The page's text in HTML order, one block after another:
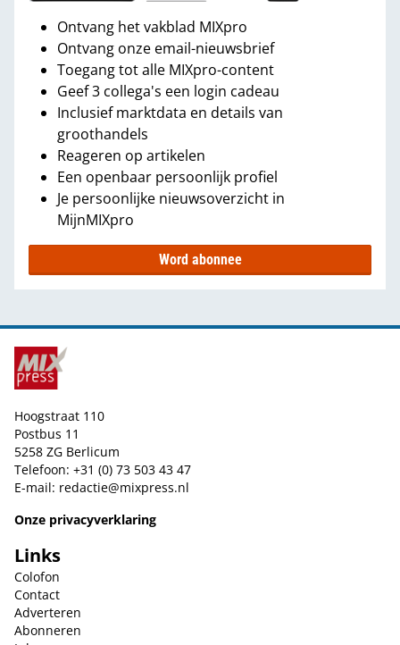
Ontvang het vakblad MIXpro
Ontvang onze email-nieuwsbrief
Toegang tot alle MIXpro-content
Geef 3 collega's een login cadeau
Inclusief marktdata en details van
groothandels
Reageren op artikelen
Een openbaar persoonlijk profiel
Je persoonlijke nieuwsoverzicht in
MijnMIXpro
Word abonnee
Hoogstraat 110
Postbus 11
5258 ZG Berlicum
Telefoon: +31 (0) 73 503 43 47
E-mail: redactie@mixpress.nl
Onze privacyverklaring
Links
Colofon
Contact
Adverteren
Abonneren